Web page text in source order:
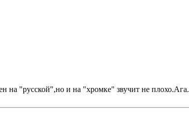
на "русской",но и на "хромке" звучит не плохо.Ага.